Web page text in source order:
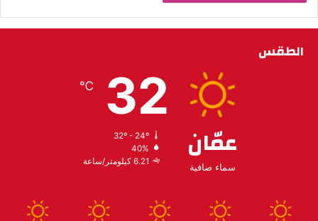
الطقس
عمّان
سماء صافية
32
℃
32º - 24º
40%
6.21 كيلومتر/ساعة